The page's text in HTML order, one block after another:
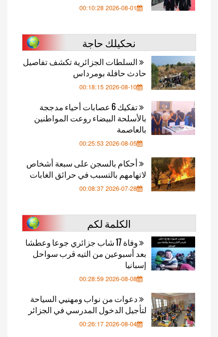
2026-08-01 00:10:28
نحكيلك حاجة
السلطات الجزائرية تكشف تفاصيل
حادث حافلة بومرداس
2026-08-10 00:18:15
تفكيك 6 عصابات أحياء مدججة
بالأسلحة البيضاء روعت المواطنين
بالعاصمة
2026-08-05 00:25:53
أحكام بالسجن على سبعة أشخاص
لاتهامهم بالتسبب في حرائق الغابات
2026-07-28 00:08:37
الكلمة لكم
وفاة 17 شاب جزائري جوعا وعطشا
بعد أسبوعين من التيه قرب سواحل
إسبانيا
2026-08-08 00:28:59
دعوات من نواب ومهنيي السياحة
لتأجيل الدخول المدرسي في الجزائر
2026-08-04 00:26:17